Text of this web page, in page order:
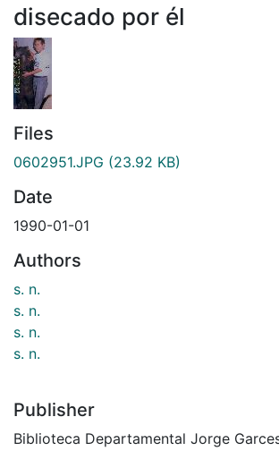
disecado por él
Files
0602951.JPG (23.92 KB)
Date
1990-01-01
Authors
s. n.
s. n.
s. n.
s. n.
Publisher
Biblioteca Departamental Jorge